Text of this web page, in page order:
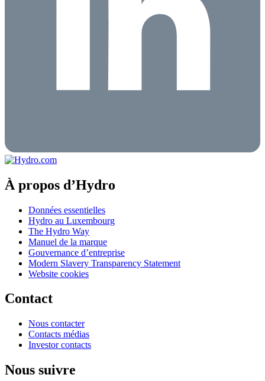
À propos d’Hydro
Données essentielles
Hydro au Luxembourg
The Hydro Way
Manuel de la marque
Gouvernance d’entreprise
Modern Slavery Transparency Statement
Website cookies
Contact
Nous contacter
Contacts médias
Investor contacts
Nous suivre